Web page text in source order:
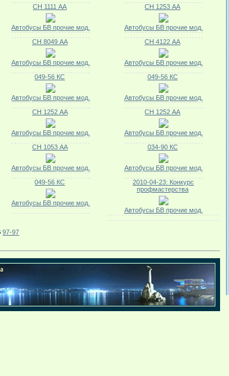
СН 1111 АА
Автобусы БВ прочие мод.
СН 1253 АА
Автобусы БВ прочие мод.
СН 8049 АА
Автобусы БВ прочие мод.
СН 4122 АА
Автобусы БВ прочие мод.
049-56 КС
Автобусы БВ прочие мод.
049-56 КС
Автобусы БВ прочие мод.
СН 1252 АА
Автобусы БВ прочие мод.
СН 1252 АА
Автобусы БВ прочие мод.
СН 1053 АА
Автобусы БВ прочие мод.
034-90 КС
Автобусы БВ прочие мод.
049-56 КС
Автобусы БВ прочие мод.
2010-04-23: Конкурс
профмастерства
Автобусы БВ прочие мод.
97-97